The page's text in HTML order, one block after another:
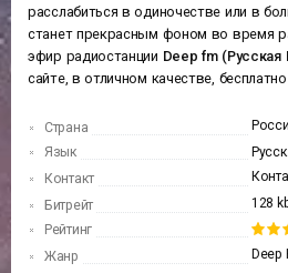
расслабиться в одиночестве или в
станет прекрасным фоном во время
эфир радиостанции Deep fm (Русская
сайте, в отличном качестве,
Страна
Язык
Контакт
Битрейт
128
Рейтинг
Жанр
Deep